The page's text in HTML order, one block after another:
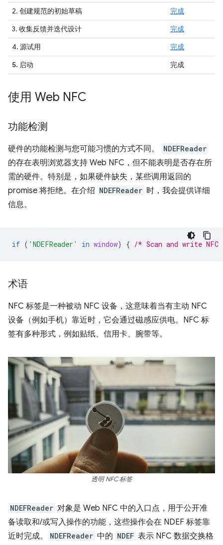
2. 创建规范的初始草稿
完成
3. 收集反馈并迭代设计
完成
4. 源试用
完成
5. 启动
完成
使用 Web NFC
功能检测
硬件的功能检测与您可能习惯的方式不同。 NDEFReader
的存在表明浏览器支持 Web NFC，但不能表明是否存在所
需的硬件。特别是，如果硬件缺失，某些调用返回的
promise 将拒绝。在介绍 NDEFReader 时，我会提供详细
信息。
if ( 'NDEFReader' in window) { /* Scan and write NFC
术语
NFC 标签是一种被动 NFC 设备，这意味着当有主动 NFC
设备（例如手机）靠近时，它会通过磁感应供电。NFC 标
签有多种形式，例如贴纸、信用卡、腕带等。
透明 NFC 标签
NDEFReader 对象是 Web NFC 中的入口点，用于公开准
备读取和/或写入操作的功能，这些操作会在 NDEF 标签靠
近时完成。
NDEFReader 中的 NDEF 表示 NFC 数据交换格